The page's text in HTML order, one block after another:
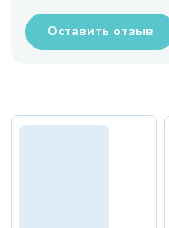
Оставить отзыв